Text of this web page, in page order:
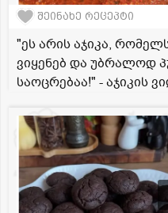
შეინახე რეცეპტი
"ეს არის აჯიკა,
ვიყენებ და უბრალოდ
საოცრებაა!" - აჯიკის